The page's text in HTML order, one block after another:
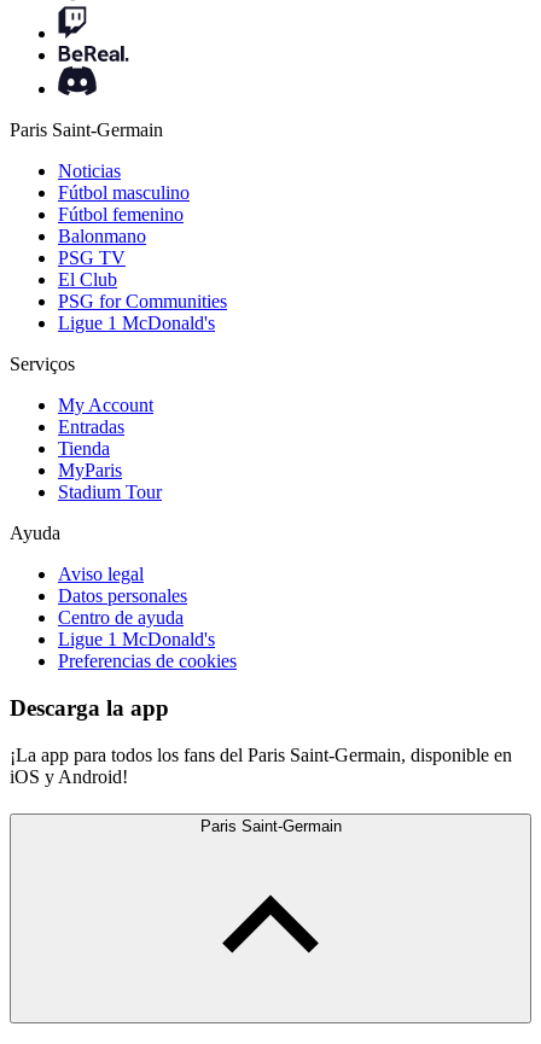
Paris Saint-Germain
Noticias
Fútbol masculino
Fútbol femenino
Balonmano
PSG TV
El Club
PSG for Communities
Ligue 1 McDonald's
Serviços
My Account
Entradas
Tienda
MyParis
Stadium Tour
Ayuda
Aviso legal
Datos personales
Centro de ayuda
Ligue 1 McDonald's
Preferencias de cookies
Descarga la app
¡La app para todos los fans del Paris Saint-Germain, disponible en
iOS y Android!
Paris Saint-Germain